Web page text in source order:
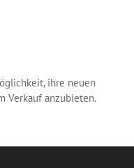
ihre neuen
Verkauf anzubieten.